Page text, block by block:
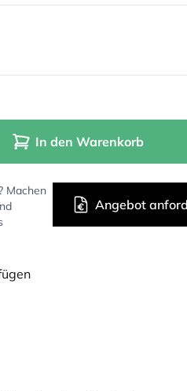
In den Warenkorb
Machen
Angebot